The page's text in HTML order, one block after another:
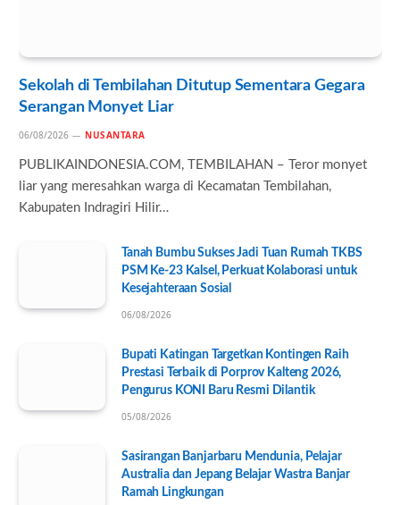
Sekolah di Tembilahan Ditutup Sementara Gegara
Serangan Monyet Liar
06/08/2026 NUSANTARA
PUBLIKAINDONESIA.COM, TEMBILAHAN – Teror monyet
liar yang meresahkan warga di Kecamatan Tembilahan,
Kabupaten Indragiri Hilir…
Tanah Bumbu Sukses Jadi Tuan Rumah TKBS
PSM Ke-23 Kalsel, Perkuat Kolaborasi untuk
Kesejahteraan Sosial
06/08/2026
Bupati Katingan Targetkan Kontingen Raih
Prestasi Terbaik di Porprov Kalteng 2026,
Pengurus KONI Baru Resmi Dilantik
05/08/2026
Sasirangan Banjarbaru Mendunia, Pelajar
Australia dan Jepang Belajar Wastra Banjar
Ramah Lingkungan